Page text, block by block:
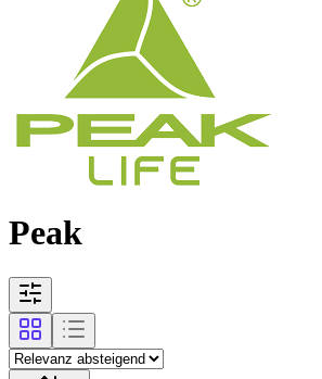
Peak